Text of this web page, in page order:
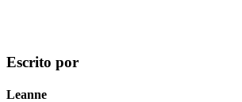
Escrito por
Leanne